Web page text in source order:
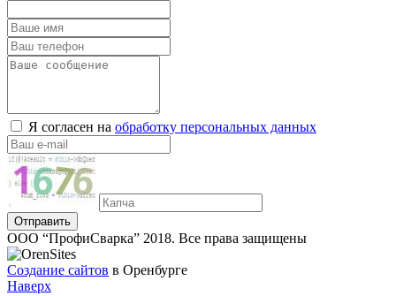
Я согласен на обработку персональных данных
Отправить
ООО “ПрофиСварка” 2018. Все права защищены
Создание сайтов в Оренбурге
Наверх